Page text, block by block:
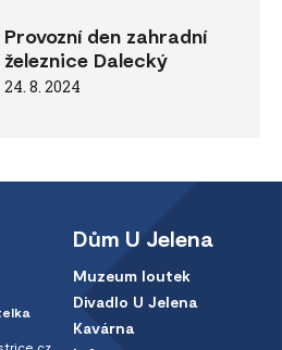
Provozní den zahradní
železnice Dalecký
24. 8. 2024
Dům U Jelena
Muzeum loutek
Divadlo U Jelena
Kavárna